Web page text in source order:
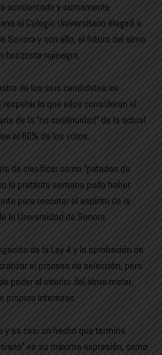
accidentado y sumamente
el Colegio Universitario elegirá a
Sonora y con ello, el futuro del alma
horizonte rojinegro.
de los seis candidatos se
lo que ellos consideran el
de la “no continuidad” de la actual
el 60% de los votos.
de clasificar como “patadas de
la pretérita semana pudo haber
para rescatar el espíritu de la
la Universidad de Sonora.
de la Ley 4 y la aprobación de
el proceso de selección, pero
poder al interior del alma mater,
propios intereses.
es casi un hecho que termine
es su máxima expresión, como